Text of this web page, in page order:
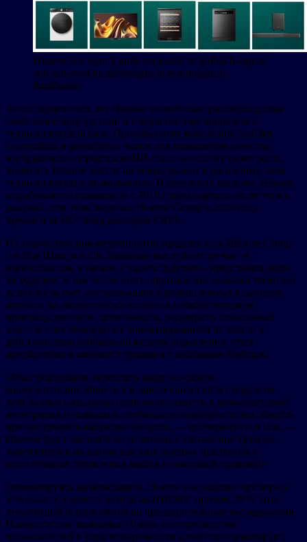
Hisense has significantly expanded its global footprint
and achieved breakthroughs in technological
foundation
За последние пять лет Hisense значительно расширила свое
глобальное присутствие и совершила ряд прорывов в
технологической базе. Приобретение компанией SanDen
Corporation и разработка чипов для повышения качества
изображения посредством ИИ стали катализаторами роста,
позволив Hisense выйти на новые рынки и расширить свои
технологические возможности. В результате выручка Hisense
за рубежом по сравнению с 2019 годом выросла более чем в
два раза, при этом выручка Hisense Group в 2023 году
превысила 28,7 млрд долларов США.
На торжественном мероприятии председатель Hisense Group
г-н Цзя Шаоцянь (Jia Shaoqian) выступил с речью «С
верностью как в начале, создаем будущее», представив цели
на будущее, в том числе стать образцом высококачественного
развития за счет использования промышленных кластеров;
перейти на экологически чистую и низкоуглеродную
производственную деятельность; расширить глобальный
охват за счет перехода от ориентированной на Китай к
действительно глобальной модели управления; стать
предприятием мирового уровня и глобальным брендом.
«Мы продолжаем укреплять нашу основную
конкурентоспособность в плане технологий и продуктов,
использовать высокую привлекательность в межкультурной
интеграции и повышать глобальную конкурентоспособность
при построении матрицы брендом, — подчеркнул г-н Цзя. —
Hisense будет настойчиво развивать собственные бренды,
ориентируясь на рынок высококлассных продуктов в
решительном стремлении выйти на мировой уровень!»
Ориентируясь на инновации, Hisense направляет примерно
5 % своего годового дохода на НИОКР, причем 30 % этих
инвестиций направляется на предварительные исследования.
Приоритетное внимание Hisense к потребностям
пользователей и удовлетворенности клиентов гарантирует,